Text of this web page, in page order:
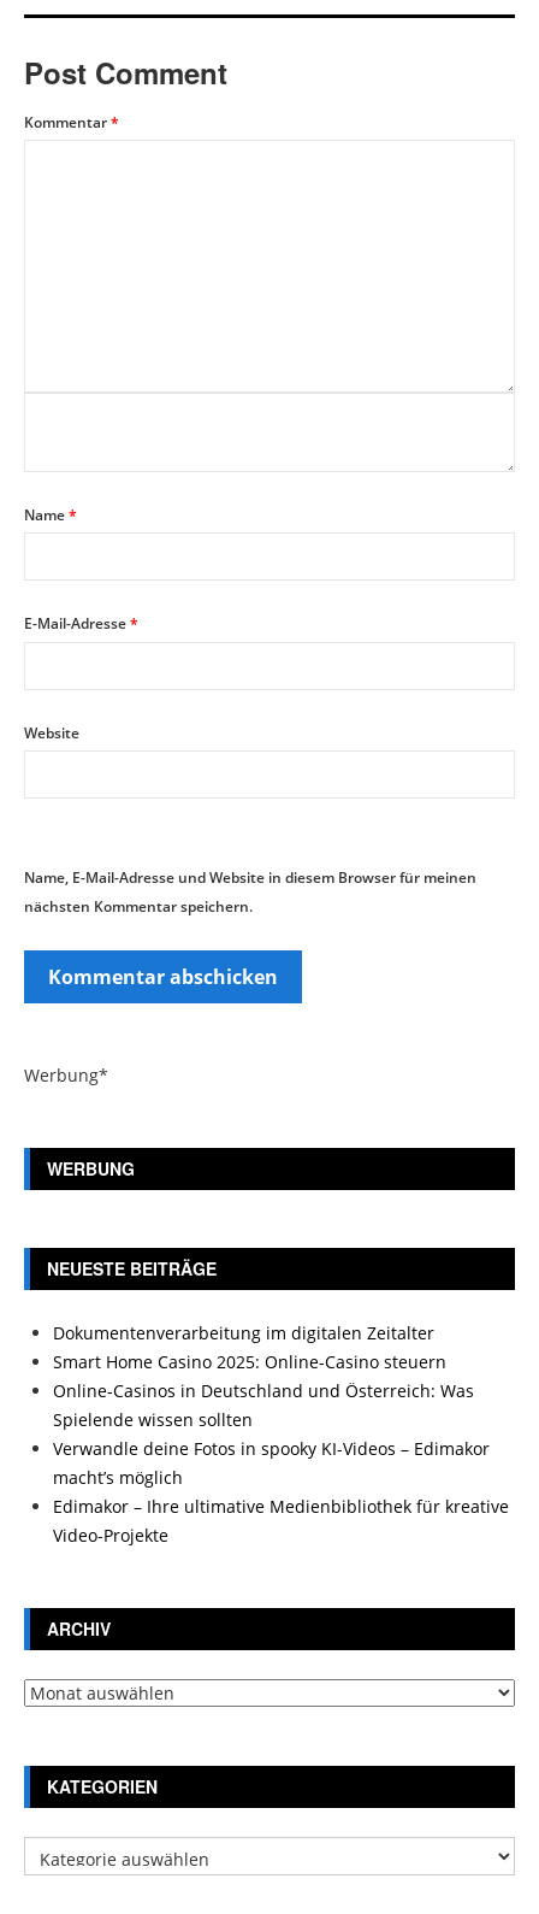
Post Comment
Kommentar*
Name*
E-Mail-Adresse*
Website
Name, E-Mail-Adresse und Website in diesem Browser für meinen
nächsten Kommentar speichern.
Werbung*
WERBUNG
NEUESTE BEITRÄGE
Dokumentenverarbeitung im digitalen Zeitalter
Smart Home Casino 2025: Online-Casino steuern
Online-Casinos in Deutschland und Österreich: Was
Spielende wissen sollten
Verwandle deine Fotos in spooky KI-Videos – Edimakor
macht’s möglich
Edimakor – Ihre ultimative Medienbibliothek für kreative
Video-Projekte
ARCHIV
Archiv
KATEGORIEN
Kategorien